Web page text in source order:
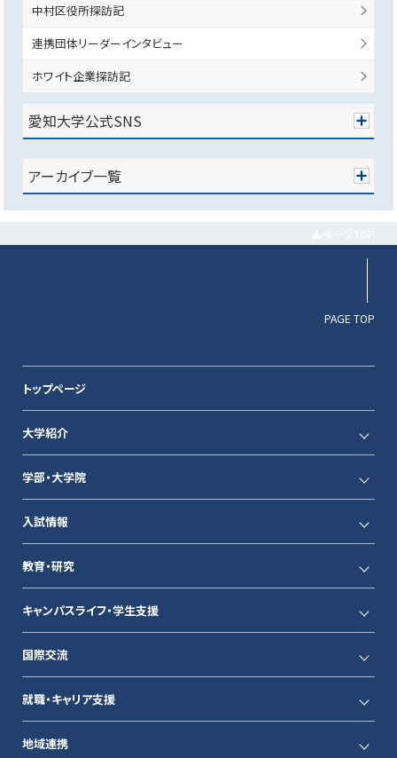
中村区役所探訪記
連携団体リーダーインタビュー
ホワイト企業探訪記
愛知大学公式SNS
アーカイブ一覧
PAGE TOP
トップページ
大学紹介
学部・大学院
入試情報
教育・研究
キャンパスライフ・学生支援
国際交流
就職・キャリア支援
地域連携